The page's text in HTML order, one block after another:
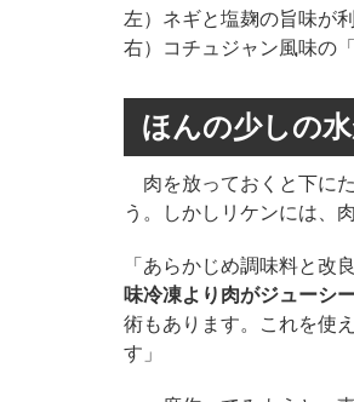
左）ネギと塩麹の旨味が
右）コチュジャン風味の
ほんの少しの
肉を放っておくと下に
う。しかしリケンには、
「あらかじめ調味料と改
味冷凍より肉がジューシ
術もあります。これを使
す」